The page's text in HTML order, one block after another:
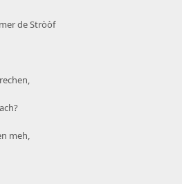
de Stròòf
meh,